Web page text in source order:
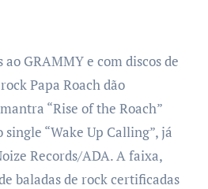
GRAMMY e com discos de
Papa Roach dão
“Rise of the Roach”
“Wake Up Calling”, já
Records/ADA. A faixa,
baladas de rock certificadas